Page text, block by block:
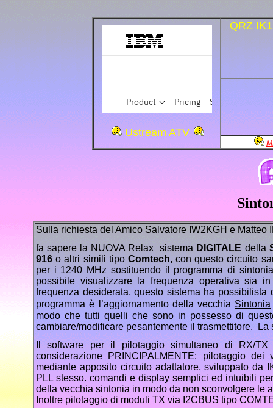
Ustream ATV
QRZ
Sulla richiesta del Amico Salvatore IW2KGH e
fa sapere la NUOVA Relax sistema DIGITALE della
916 o altri simili tipo Comtech,con questo circuito
per i 1240 MHz sostituendo il programma di
possibile visualizzare la frequenza operativa sia
frequenza desiderata, questo sistema ha
programma è l’aggiornamento della vecchia Sintonia
modo che tutti quelli che sono in possesso di
cambiare/modificare pesantemente il trasmettitore.
Il software per il pilotaggio simultaneo di RX/
considerazione PRINCIPALMENTE: pilotaggio
mediante apposito circuito adattatore, sviluppato
PLL stesso. comandi e display semplici ed intuibili
della vecchia sintonia in modo da non sconvolgere
Inoltre pilotaggio di moduli TX via I2CBUS tipo